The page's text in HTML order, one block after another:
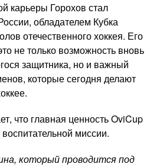
карьеры Горохов стал
обладателем Кубка
отечественного хоккея. Его
не только возможность вновь
защитника, но и важный
которые сегодня делают
что главная ценность OviCup
миссии.
который проводится под